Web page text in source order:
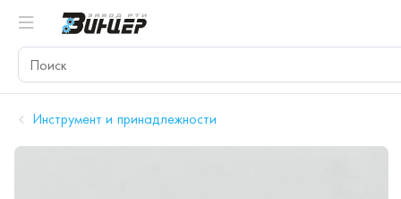
Инструмент и принадлежности